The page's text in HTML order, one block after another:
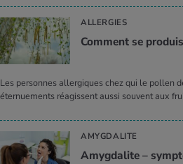
ALLERGIES
Com­ment se
Les personnes allergiques chez qui le pollen
éternuements réagissent aussi souvent aux
AMYGDALITE
Amyg­da­lite –